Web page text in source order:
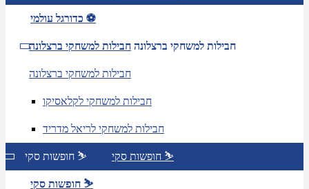
כדורגל עולמי ⚽
חבילות למשחקי ברצלונה חבילות למשחקי ברצלונה
חבילות למשחקי ברצלונה
חבילות למשחקי לקלאסיקו
חבילות למשחקי לריאל מדריד
חופשות סקי ⛷️ חופשות סקי ⛷️
חופשות סקי ⛷️